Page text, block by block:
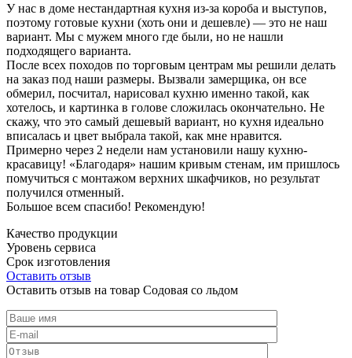
У нас в доме нестандартная кухня из-за короба и выступов,
поэтому готовые кухни (хоть они и дешевле) — это не наш
вариант. Мы с мужем много где были, но не нашли
подходящего варианта.
После всех походов по торговым центрам мы решили делать
на заказ под наши размеры. Вызвали замерщика, он все
обмерил, посчитал, нарисовал кухню именно такой, как
хотелось, и картинка в голове сложилась окончательно. Не
скажу, что это самый дешевый вариант, но кухня идеально
вписалась и цвет выбрала такой, как мне нравится.
Примерно через 2 недели нам установили нашу кухню-
красавицу! «Благодаря» нашим кривым стенам, им пришлось
помучиться с монтажом верхних шкафчиков, но результат
получился отменный.
Большое всем спасибо! Рекомендую!
Качество продукции
Уровень сервиса
Срок изготовления
Оставить отзыв
Оставить отзыв на товар Содовая со льдом